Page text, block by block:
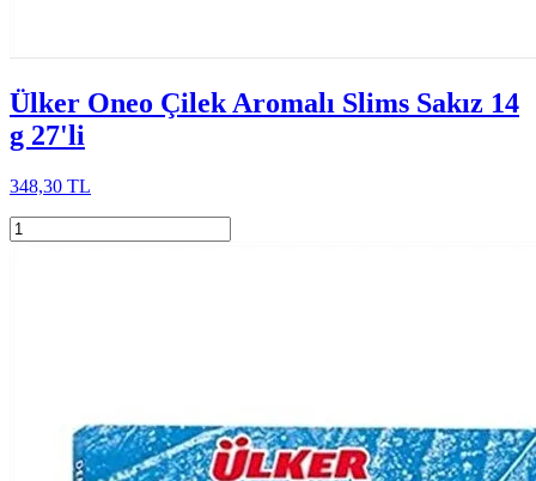
Ülker Oneo Çilek Aromalı Slims Sakız 14
g 27'li
348,30 TL